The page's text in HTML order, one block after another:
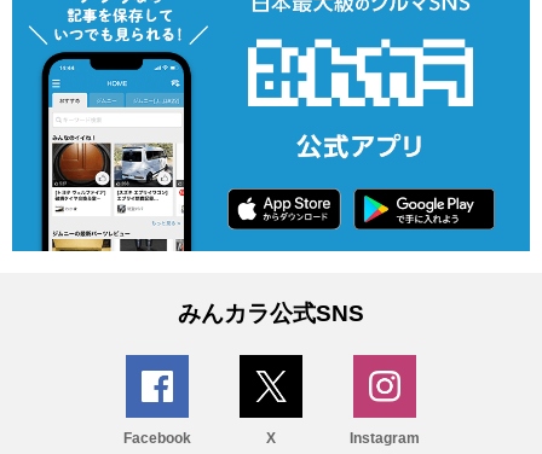
みんカラ公式SNS
Facebook X Instagram